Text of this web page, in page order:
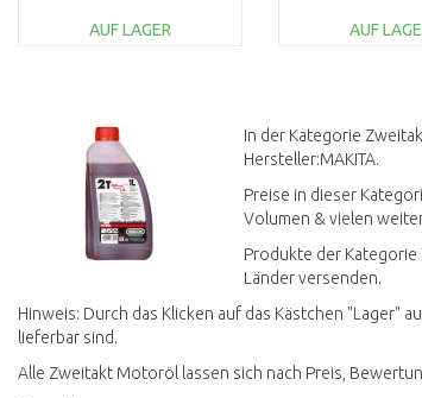
AUF LAGER
Vergleichen
AUF
In der Kategorie
Hersteller:MAKITA.
Preise in dieser
Volumen & vielen
Produkte der
Länder versenden.
Hinweis: Durch das Klicken auf das Kästchen "Lager"
lieferbar sind.
Alle Zweitakt Motoröl lassen sich nach Preis,